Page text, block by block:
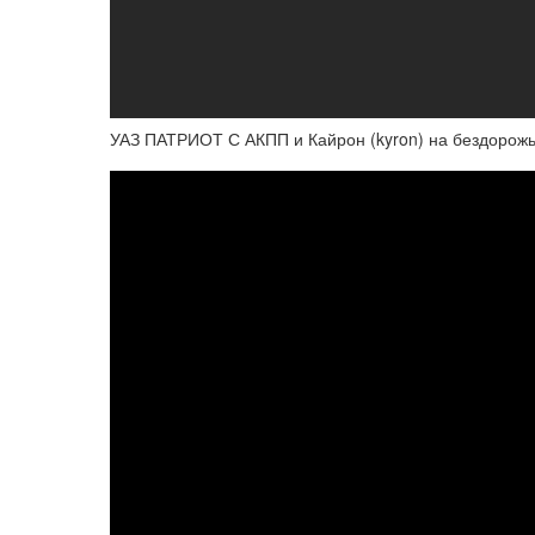
УАЗ ПАТРИОТ С АКПП и Кайрон (kyron) на